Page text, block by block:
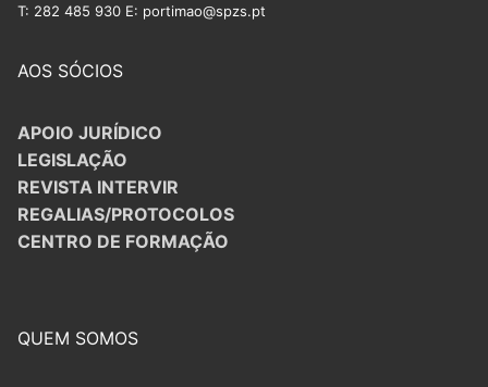
T: 282 485 930 E: portimao@spzs.pt
AOS SÓCIOS
APOIO JURÍDICO
LEGISLAÇÃO
REVISTA INTERVIR
REGALIAS/PROTOCOLOS
CENTRO DE FORMAÇÃO
QUEM SOMOS